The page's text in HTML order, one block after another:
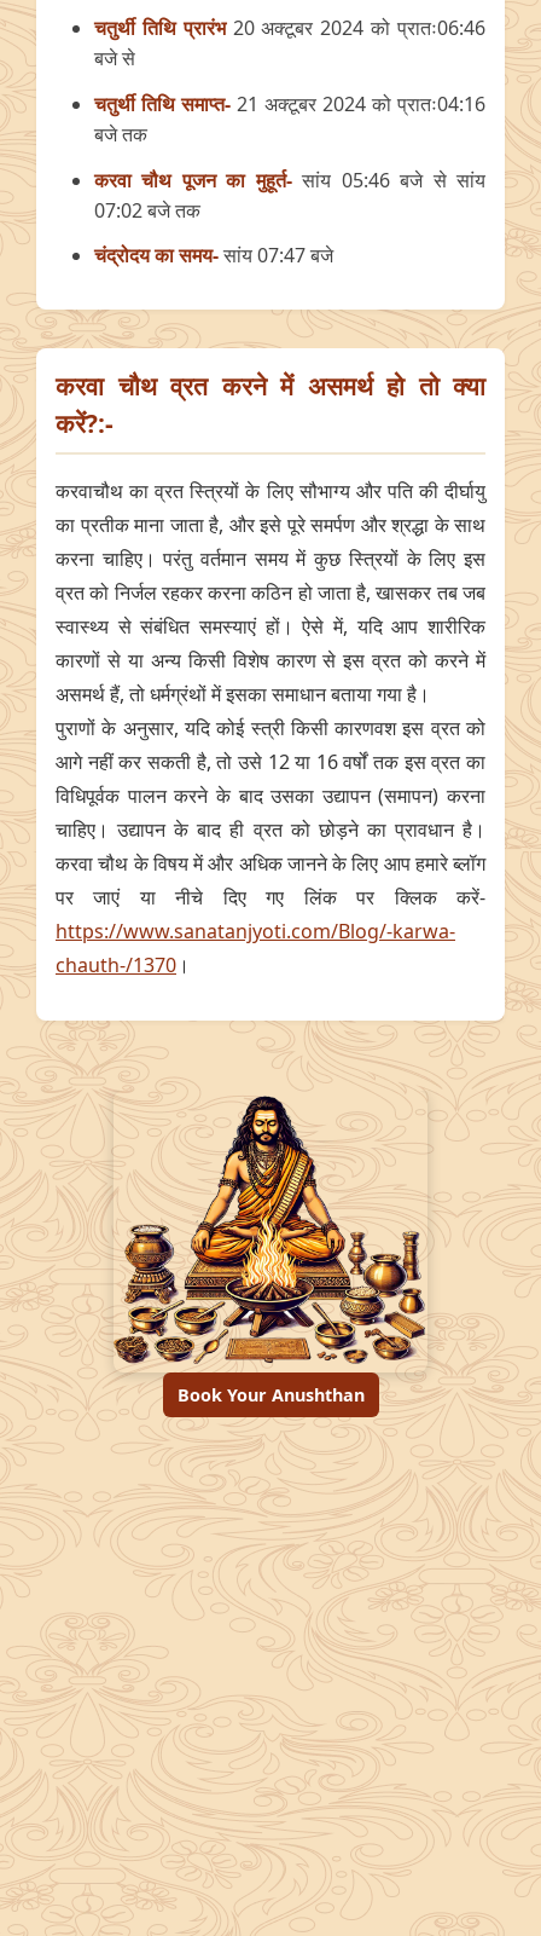
चतुर्थी तिथि प्रारंभ20 अक्टूबर 2024 को प्रातः06:46
बजे से
चतुर्थी तिथि समाप्त- 21 अक्टूबर 2024 को प्रातः04:16
बजे तक
करवा चौथ पूजन का मुहूर्त-सांय 05:46 बजे से सांय
07:02 बजे तक
चंद्रोदय का समय-सांय 07:47 बजे
करवा चौथ व्रत करने में असमर्थ हो तो क्या
करें?:-
करवाचौथ का व्रत स्त्रियों के लिए सौभाग्य और पति की दीर्घायु
का प्रतीक माना जाता है, और इसे पूरे समर्पण और श्रद्धा के साथ
करना चाहिए। परंतु वर्तमान समय में कुछ स्त्रियों के लिए इस
व्रत को निर्जल रहकर करना कठिन हो जाता है, खासकर तब जब
स्वास्थ्य से संबंधित समस्याएं हों। ऐसे में, यदि आप शारीरिक
कारणों से या अन्य किसी विशेष कारण से इस व्रत को करने में
असमर्थ हैं, तो धर्मग्रंथों में इसका समाधान बताया गया है।
पुराणों के अनुसार, यदि कोई स्त्री किसी कारणवश इस व्रत को
आगे नहीं कर सकती है, तो उसे 12 या 16 वर्षों तक इस व्रत का
विधिपूर्वक पालन करने के बाद उसका उद्यापन (समापन) करना
चाहिए। उद्यापन के बाद ही व्रत को छोड़ने का प्रावधान है।
करवा चौथ के विषय में और अधिक जानने के लिए आप हमारे ब्लॉग
पर जाएं या नीचे दिए गए लिंक पर क्लिक करें-
https://www.sanatanjyoti.com/Blog/-karwa-
chauth-/1370 ।
Book Your Anushthan